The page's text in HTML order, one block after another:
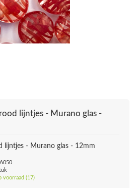
lijntjes - Murano glas -
lijntjes - Murano glas - 12mm
voorraad (17)